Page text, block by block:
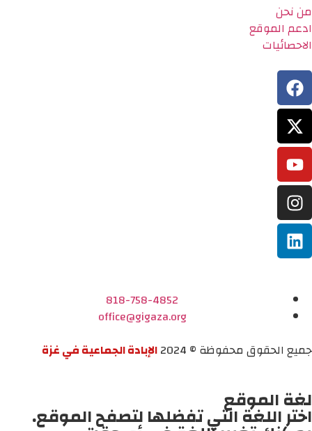
من نحن
ادعم الموقع
الاحصائيات
818-758-4852
office@gigaza.org
جميع الحقوق محفوظة © 2024
الإبادة الجماعية في غزة
لغة الموقع
اختر اللغة التي تفضلها لتصفح الموقع.